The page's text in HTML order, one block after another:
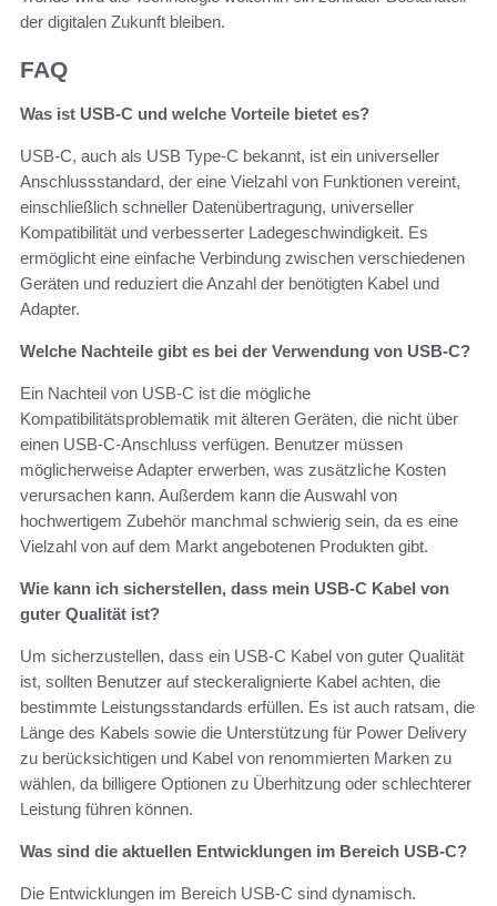
der digitalen Zukunft bleiben.
FAQ
Was ist USB-C und welche Vorteile bietet es?
USB-C, auch als USB Type-C bekannt, ist ein universeller
Anschlussstandard, der eine Vielzahl von Funktionen vereint,
einschließlich schneller Datenübertragung, universeller
Kompatibilität und verbesserter Ladegeschwindigkeit. Es
ermöglicht eine einfache Verbindung zwischen verschiedenen
Geräten und reduziert die Anzahl der benötigten Kabel und
Adapter.
Welche Nachteile gibt es bei der Verwendung von USB-C?
Ein Nachteil von USB-C ist die mögliche
Kompatibilitätsproblematik mit älteren Geräten, die nicht über
einen USB-C-Anschluss verfügen. Benutzer müssen
möglicherweise Adapter erwerben, was zusätzliche Kosten
verursachen kann. Außerdem kann die Auswahl von
hochwertigem Zubehör manchmal schwierig sein, da es eine
Vielzahl von auf dem Markt angebotenen Produkten gibt.
Wie kann ich sicherstellen, dass mein USB-C Kabel von
guter Qualität ist?
Um sicherzustellen, dass ein USB-C Kabel von guter Qualität
ist, sollten Benutzer auf steckeralignierte Kabel achten, die
bestimmte Leistungsstandards erfüllen. Es ist auch ratsam, die
Länge des Kabels sowie die Unterstützung für Power Delivery
zu berücksichtigen und Kabel von renommierten Marken zu
wählen, da billigere Optionen zu Überhitzung oder schlechterer
Leistung führen können.
Was sind die aktuellen Entwicklungen im Bereich USB-C?
Die Entwicklungen im Bereich USB-C sind dynamisch.